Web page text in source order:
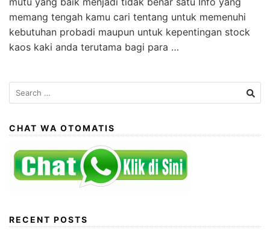
memang tengah kamu cari tentang untuk memenuhi
kebutuhan probadi maupun untuk kepentingan stock
kaos kaki anda terutama bagi para …
Search
for:
CHAT WA OTOMATIS
RECENT POSTS